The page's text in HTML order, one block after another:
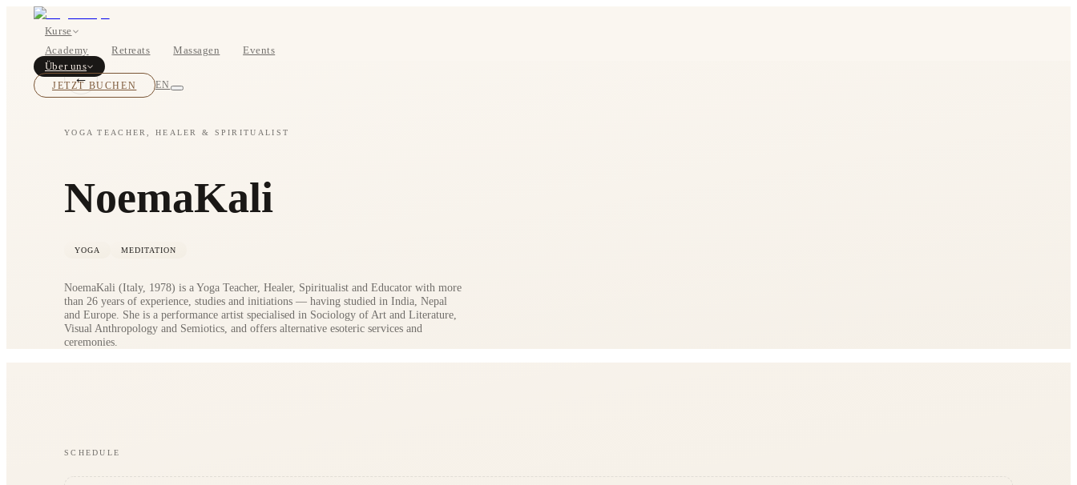
Kurse
Academy
Retreats Massagen
Events
Über uns
JETZT BUCHEN EN
←
YOGA TEACHER, HEALER & SPIRITUALIST
NoemaKali
YOGA MEDITATION
NoemaKali (Italy, 1978) is a Yoga Teacher, Healer, Spiritualist and Educator with more
than 26 years of experience, studies and initiations — having studied in India, Nepal
and Europe. She is a performance artist specialised in Sociology of Art and Literature,
Visual Anthropology and Semiotics, and offers alternative esoteric services and
ceremonies.
SCHEDULE